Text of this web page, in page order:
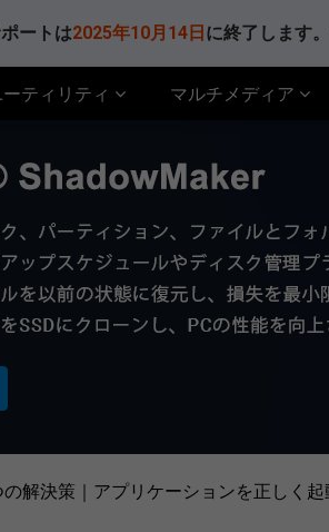
ートは2025年10月14日 に終了します
ティリティ マルチメディア
の解決策｜アプリケーションを正しく